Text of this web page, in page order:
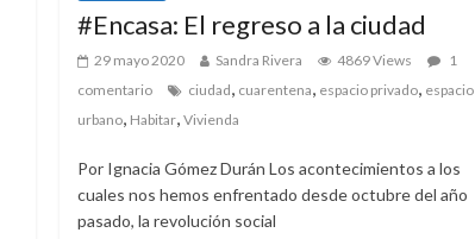
#Encasa: El regreso a la ciudad
29 mayo 2020 Sandra Rivera 4869 Views
1
comentario
ciudad, cuarentena, espacio privado, espacio
urbano, Habitar,Vivienda
Por Ignacia Gómez Durán Los acontecimientos a los
cuales nos hemos enfrentado desde octubre del año
pasado, la revolución social